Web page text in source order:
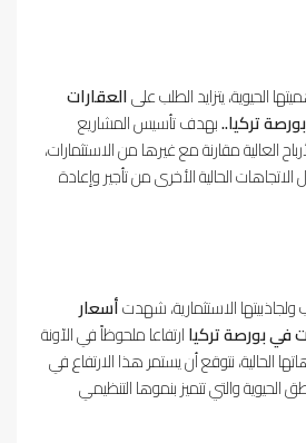
الحيوية، يتزايد الطلب علىالعقارات
تركيا..بهدف تأسيس المشاريع
العالية مقارنة مع غيرها من الاستثمارات،
الحالية الأخرى من تأجير وإعادة
ولجاذبيتها الاستثمارية، شهدتأسعار
في بورصة تركياارتفاعا ملحوظاً في الآونة
الحالية، نتوقع أن يستمر هذا الارتفاع في
الحيوية والتي تتميز بنموها التنظيمي